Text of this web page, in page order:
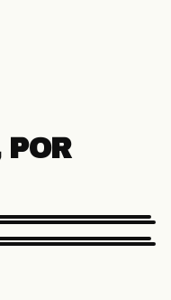
POR
MÓVIL